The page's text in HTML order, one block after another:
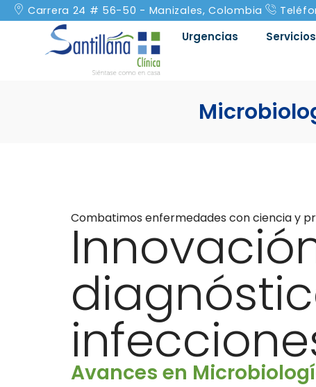
Carrera 24 # 56-50 - Manizales, Colombia
Urgencias Servicios
Combatimos enfermedades con ciencia y
Avances en